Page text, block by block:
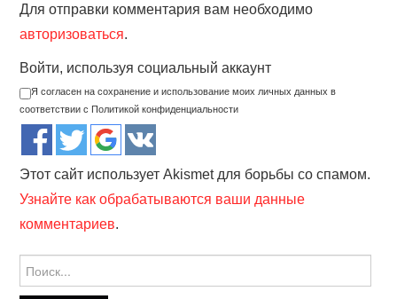
Для отправки комментария вам необходимо
авторизоваться.
Войти, используя социальный аккаунт
Я согласен на сохранение и использование моих личных данных в
соответствии с Политикой конфиденциальности
Этот сайт использует Akismet для борьбы со спамом.
Узнайте как обрабатываются ваши данные
комментариев.